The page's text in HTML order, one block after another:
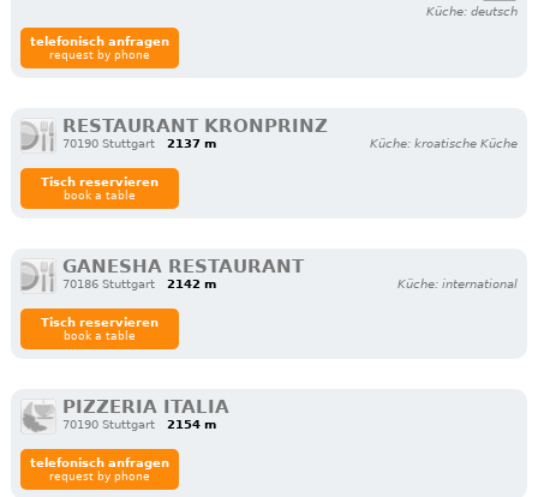
Küche: deutsch
telefonisch anfragen
request by phone
RESTAURANT KRONPRINZ
70190 Stuttgart 2137 m Küche: kroatische Küche
Tisch reservieren
book a table
GANESHA RESTAURANT
70186 Stuttgart 2142 m Küche: international
Tisch reservieren
book a table
PIZZERIA ITALIA
70190 Stuttgart 2154 m
telefonisch anfragen
request by phone